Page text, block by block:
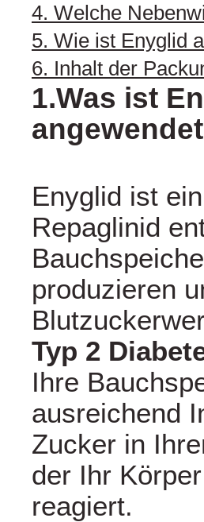
4. Welche
5. Wie ist Enyglid
6. Inhalt der
1.Was ist
Enyglid ist
Repaglinid
produzieren
Typ 2
Ihre
ausreichend
Zucker in
der Ihr
reagiert.